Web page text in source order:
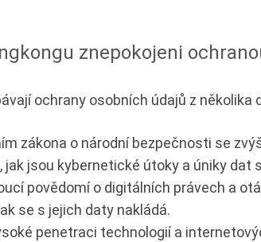
znepokojeni
ochrany osobních údajů z několika
zákona o národní bezpečnosti se
jak jsou kybernetické útoky a úniky
povědomí o digitálních právech a
se s jejich daty nakládá.
penetraci technologií a